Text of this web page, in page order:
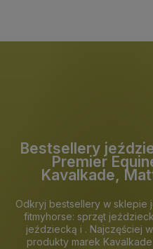
Bestsellery
Premier
Kavalkade,
Odkryj bestsellery w sklepie
fitmyhorse: sprzęt
jeździecką i . Najczęściej
produkty marek